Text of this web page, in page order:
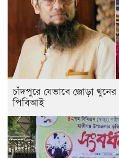
চাঁদপুরে যেভাবে জোড়া
পিবিআই